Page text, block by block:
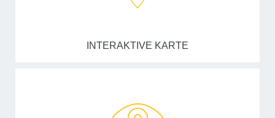
INTERAKTIVE KARTE